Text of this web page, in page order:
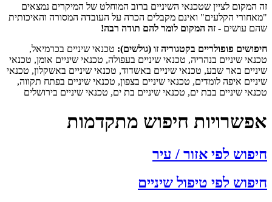
זה המקום לציין שטכנאי השיניים ברוב המוחלט של המיקרים נמצאים
"מאחורי הקלעים" ואינם מקבלים הכרה על העובדה המסורה והאיכותית
שהם עושים - זה המקום לומר להם תודה רבה!
חיפושים פופולריים בקטגוריה זו (גולשים): טכנאי שיניים בכרמיאל,
טכנאי שיניים בנהריה, טכנאי שיניים בעפולה, טכנאי שיניים אומן, טכנאי
שיניים באר שבע, טכנאי שיניים באשדוד, טכנאי שיניים באשקלון, טכנאי
שיניים איפה לומדים, טכנאי שיניים בצפון, טכנאי שיניים בפתח תקווה,
טכנאי שיניים בבת ים, טכנאי שיניים בת ים, טכנאי שיניים בירושלים
אפשרויות חיפוש מתקדמות
חיפוש לפי אזור / עיר
חיפוש לפי טיפול שיניים